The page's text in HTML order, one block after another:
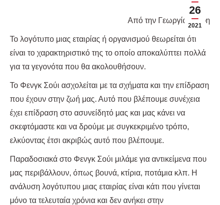
26
2021
Από την Γεωργία Κιάφη
Το λογότυπο μιας εταιρίας ή οργανισμού θεωρείται ότι
είναι το χαρακτηριστικό της το οποίο αποκαλύπτει πολλά
για τα γεγονότα που θα ακολουθήσουν.
To Φενγκ Σούι ασχολείται με τα σχήματα και την επίδραση
που έχουν στην ζωή μας. Αυτό που βλέπουμε συνέχεια
έχει επίδραση στο ασυνείδητό μας και μας κάνει να
σκεφτόμαστε και να δρούμε με συγκεκριμένο τρόπο,
ελκύοντας έτσι ακριβώς αυτό που βλέπουμε.
Παραδοσιακά στο Φενγκ Σούι μιλάμε για αντικείμενα που
μας περιβάλλουν, όπως βουνά, κτίρια, ποτάμια κλπ. Η
ανάλυση λογότυπου μιας εταιρίας είναι κάτι που γίνεται
μόνο τα τελευταία χρόνια και δεν ανήκει στην